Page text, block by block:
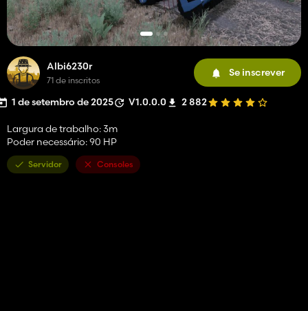
Albi6230r
71 de inscritos
Se inscrever
1 de setembro de 2025 V1.0.0.0 2 882
Largura de trabalho: 3m
Poder necessário: 90 HP
Servidor Consoles